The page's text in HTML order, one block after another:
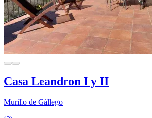
Casa Leandron I y II
Murillo de Gállego